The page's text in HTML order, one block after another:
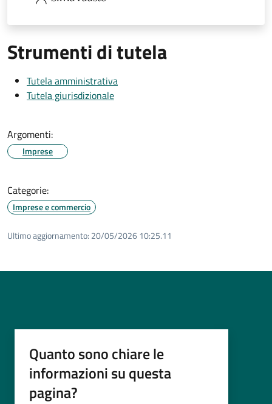
Strumenti di tutela
Tutela amministrativa
Tutela giurisdizionale
Argomenti:
Imprese
Categorie:
Imprese e commercio
Ultimo aggiornamento: 20/05/2026 10:25.11
Quanto sono chiare le
informazioni su questa
pagina?